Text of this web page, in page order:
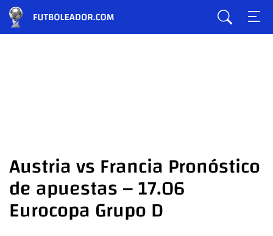
Austria vs Francia Pronóstico
de apuestas – 17.06
Eurocopa Grupo D